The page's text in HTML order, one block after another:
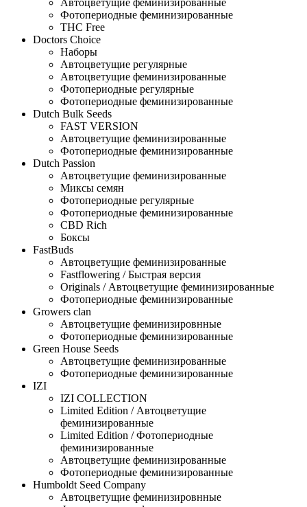
Автоцветущие феминизированные
Фотопериодные феминизированные
THC Free
Doctors Choice
Наборы
Автоцветущие регулярные
Автоцветущие феминизированные
Фотопериодные регулярные
Фотопериодные феминизированные
Dutch Bulk Seeds
FAST VERSION
Автоцветущие феминизированные
Фотопериодные феминизированные
Dutch Passion
Автоцветущие феминизированные
Миксы семян
Фотопериодные регулярные
Фотопериодные феминизированные
CBD Rich
Боксы
FastBuds
Автоцветущие феминизированные
Fastflowering / Быстрая версия
Originals / Автоцветущие феминизированные
Фотопериодные феминизированные
Growers clan
Автоцветущие феминизировнные
Фотопериодные феминизированные
Green House Seeds
Автоцветущие феминизированные
Фотопериодные феминизированные
IZI
IZI COLLECTION
Limited Edition / Автоцветущие
феминизированные
Limited Edition / Фотопериодные
феминизированные
Автоцветущие феминизированные
Фотопериодные феминизированные
Humboldt Seed Company
Автоцветущие феминизировнные